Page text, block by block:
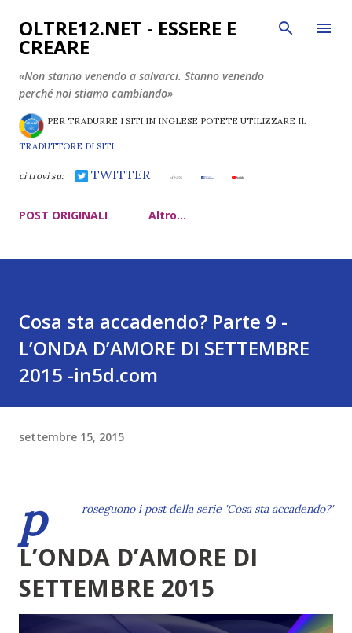
Passa ai contenuti principali
OLTRE12.NET - ESSERE E
CREARE
«Non stanno venendo a salvarci. Stanno venendo
perché noi stiamo cambiando»
PER TRADURRE I SITI IN INGLESE POTETE UTILIZZARE IL
TRADUTTORE DI SITI
ci trovi su: TWITTER
POST ORIGINALI Altro…
Cosa sta accadendo? Parte 9 -
L’ONDA D’AMORE DI SETTEMBRE
2015 -in5d.com
settembre 15, 2015
p roseguono i post della serie 'Cosa sta accadendo?'
L’ONDA D’AMORE DI
SETTEMBRE 2015